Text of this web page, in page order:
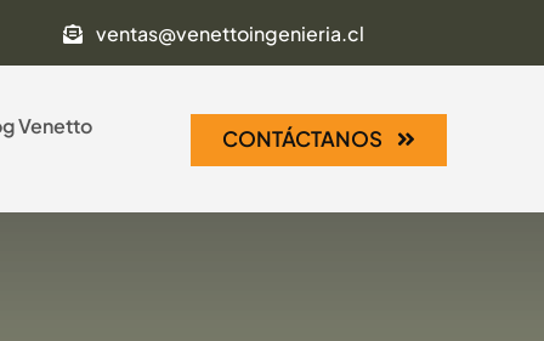
ventas@venettoingenieria.cl
Venetto CONTÁCTANOS